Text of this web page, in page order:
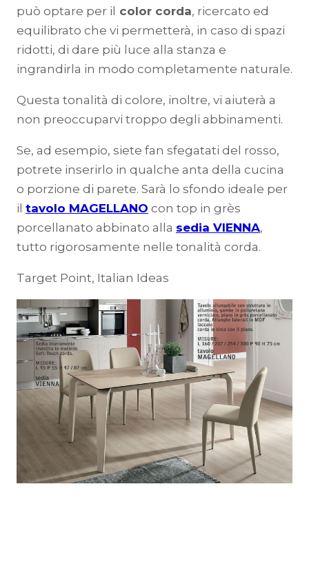
può optare per il color corda, ricercato ed
equilibrato che vi permetterà, in caso di spazi
ridotti, di dare più luce alla stanza e
ingrandirla in modo completamente naturale.
Questa tonalità di colore, inoltre, vi aiuterà a
non preoccuparvi troppo degli abbinamenti.
Se, ad esempio, siete fan sfegatati del rosso,
potrete inserirlo in qualche anta della cucina
o porzione di parete. Sarà lo sfondo ideale per
il tavolo MAGELLANO con top in grès
porcellanato abbinato alla sedia VIENNA,
tutto rigorosamente nelle tonalità corda.
Target Point, Italian Ideas